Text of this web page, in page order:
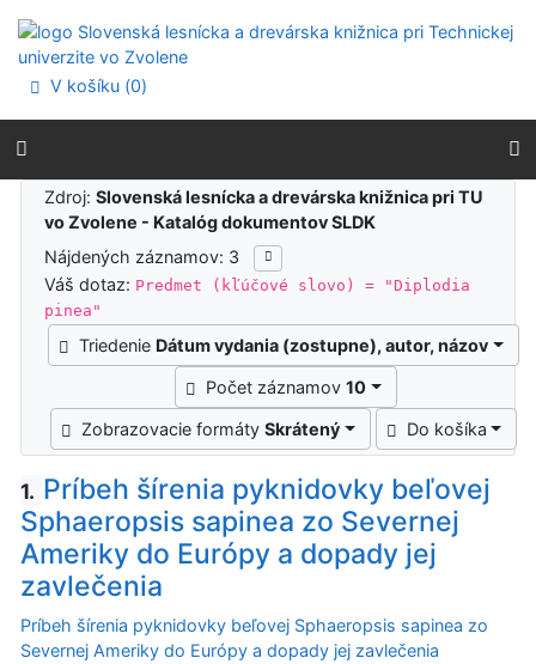
Prejsť na menu
Prehlásenie o webovej prístupnosti
V košíku (0)
Výsledky vyhľadávania
Zdroj:Slovenská lesnícka a drevárska knižnica pri TU
vo Zvolene - Katalóg dokumentov SLDK
Nájdených záznamov: 3
Váš dotaz: Predmet (kľúčové slovo) = "Diplodia
pinea"
Triedenie Dátum vydania (zostupne), autor, názov
Počet záznamov10
Zobrazovacie formátySkrátený Do košíka
1. Príbeh šírenia pyknidovky beľovej
Sphaeropsis sapinea zo Severnej
Ameriky do Európy a dopady jej
zavlečenia
Príbeh šírenia pyknidovky beľovej Sphaeropsis sapinea zo
Severnej Ameriky do Európy a dopady jej zavlečenia